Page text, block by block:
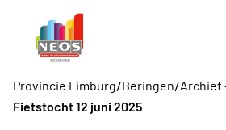
Provincie Limburg/Beringen/Archief
Fietstocht 12 juni 2025